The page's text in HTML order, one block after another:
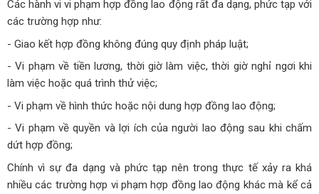
Các hành vi vi phạm hợp đồng lao động rất đa dạng, phức tạp với
các trường hợp như:
- Giao kết hợp đồng không đúng quy định pháp luật;
- Vi phạm về tiền lương, thời giờ làm việc, thời giờ nghỉ ngơi khi
làm việc hoặc quá trình thử việc;
- Vi phạm về hình thức hoặc nội dung hợp đồng lao động;
- Vi phạm về quyền và lợi ích của người lao động sau khi chấm
dứt hợp đồng;
Chính vì sự đa dạng và phức tạp nên trong thực tế xảy ra khá
nhiều các trường hợp vi phạm hợp đồng lao động khác mà kể cả